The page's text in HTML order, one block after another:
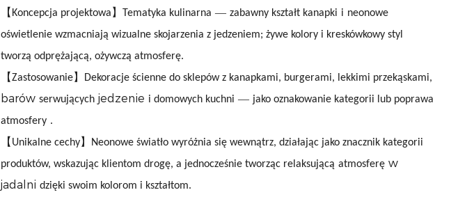
【Koncepcja projektowa】Tematyka kulinarna — zabawny kształt kanapki i neonowe
oświetlenie wzmacniają wizualne skojarzenia z jedzeniem; żywe kolory i kreskówkowy styl
tworzą odprężającą, ożywczą atmosferę.
【Zastosowanie】Dekoracje ścienne do sklepów z kanapkami, burgerami, lekkimi przekąskami,
barów serwujących jedzenie i domowych kuchni — jako oznakowanie kategorii lub poprawa
atmosfery .
【Unikalne cechy】Neonowe światło wyróżnia się wewnątrz, działając jako znacznik kategorii
produktów, wskazując klientom drogę, a jednocześnie tworząc relaksującą atmosferę w
jadalni dzięki swoim kolorom i kształtom.